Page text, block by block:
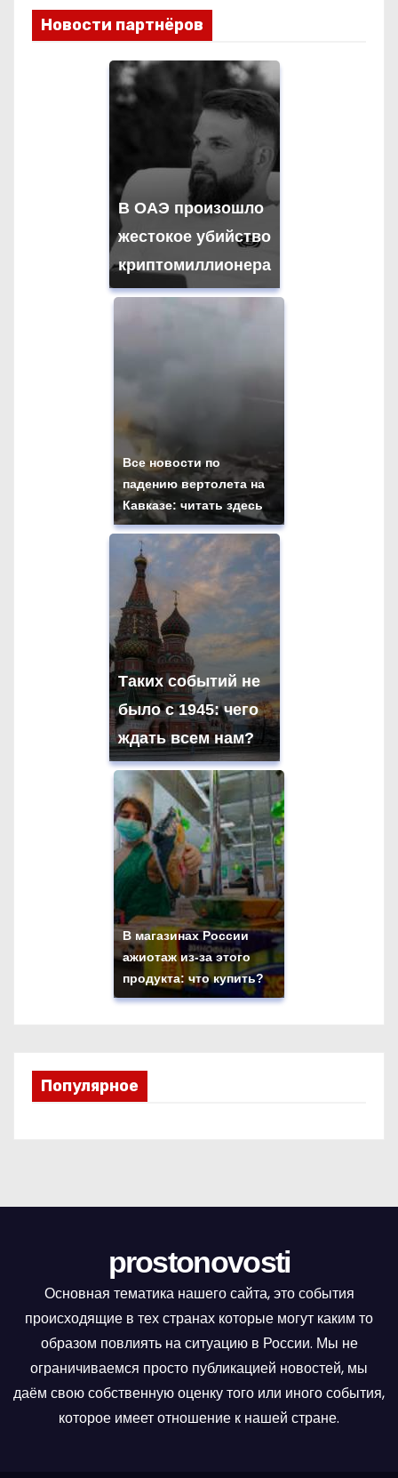
Новости партнёров
В ОАЭ произошло
жестокое убийство
криптомиллионера
Все новости по
падению вертолета на
Кавказе: читать здесь
Таких событий не
было с 1945: чего
ждать всем нам?
В магазинах России
ажиотаж из-за этого
продукта: что купить?
Популярное
prostonovosti
Основная тематика нашего сайта, это события
происходящие в тех странах которые могут каким то
образом повлиять на ситуацию в России. Мы не
ограничиваемся просто публикацией новостей, мы
даём свою собственную оценку того или иного события,
которое имеет отношение к нашей стране.